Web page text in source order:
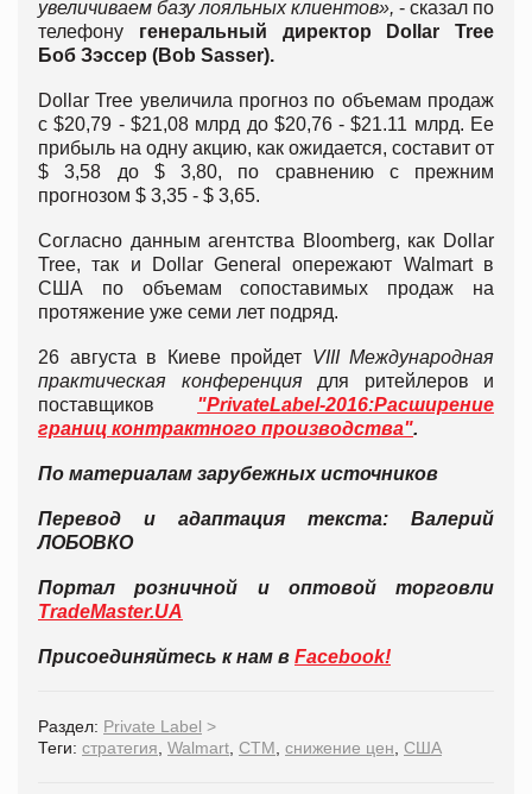
увеличиваем базу лояльных клиентов», - сказал по
телефону генеральный директор Dollar Tree
Боб Зэссер (Bob Sasser).
Dollar Tree увеличила прогноз по объемам продаж
с $20,79 - $21,08 млрд до $20,76 - $21.11 млрд. Ее
прибыль на одну акцию, как ожидается, составит от
$ 3,58 до $ 3,80, по сравнению с прежним
прогнозом $ 3,35 - $ 3,65.
Согласно данным агентства Bloomberg, как Dollar
Tree, так и Dollar General опережают Walmart в
США по объемам сопоставимых продаж на
протяжение уже семи лет подряд.
26 августа в Киеве пройдет VIII Международная
практическая конференциядля ритейлеров и
поставщиков "PrivateLabel-2016:Расширение
границ контрактного производства".
По материалам зарубежных источников
Перевод и адаптация текста: Валерий
ЛОБОВКО
Портал розничной и оптовой торговли
TradeMaster.UA
Присоединяйтесь к нам в Facebook!
Раздел: Private Label >
Теги: стратегия Walmart СТМ снижение цен США